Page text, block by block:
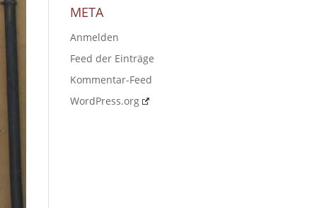
META
Anmelden
Feed der Einträge
Kommentar-Feed
WordPress.org